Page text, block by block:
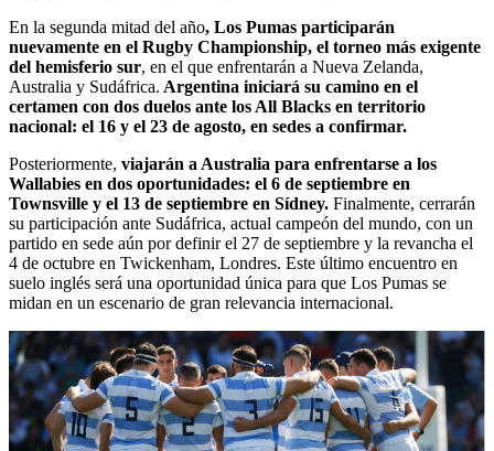
En la segunda mitad del año, Los Pumas participarán
nuevamente en el Rugby Championship, el torneo más exigente
del hemisferio sur, en el que enfrentarán a Nueva Zelanda,
Australia y Sudáfrica. Argentina iniciará su camino en el
certamen con dos duelos ante los All Blacks en territorio
nacional: el 16 y el 23 de agosto, en sedes a confirmar.
Posteriormente, viajarán a Australia para enfrentarse a los
Wallabies en dos oportunidades: el 6 de septiembre en
Townsville y el 13 de septiembre en Sídney. Finalmente, cerrarán
su participación ante Sudáfrica, actual campeón del mundo, con un
partido en sede aún por definir el 27 de septiembre y la revancha el
4 de octubre en Twickenham, Londres. Este último encuentro en
suelo inglés será una oportunidad única para que Los Pumas se
midan en un escenario de gran relevancia internacional.